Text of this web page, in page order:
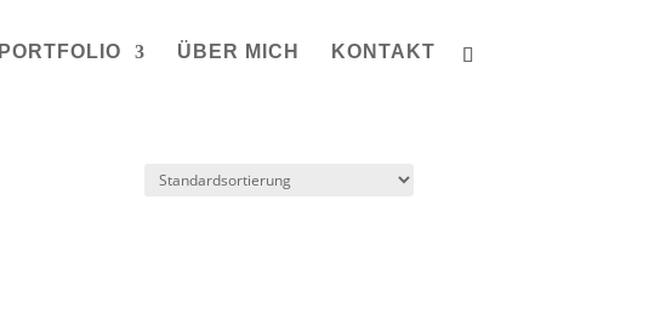
PORTFOLIO ÜBER MICH KONTAKT